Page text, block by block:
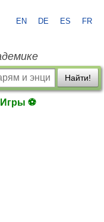
EN DE ES FR
Найти!
Игры ⚽